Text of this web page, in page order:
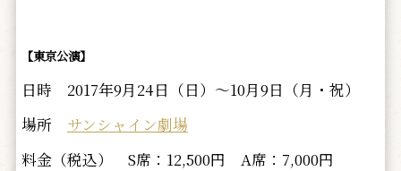
【東京公演】
日時 2017年9月24日（日）～10月9日（月・祝）
場所 サンシャイン劇場
料金（税込） S席：12,500円 A席：7,000円